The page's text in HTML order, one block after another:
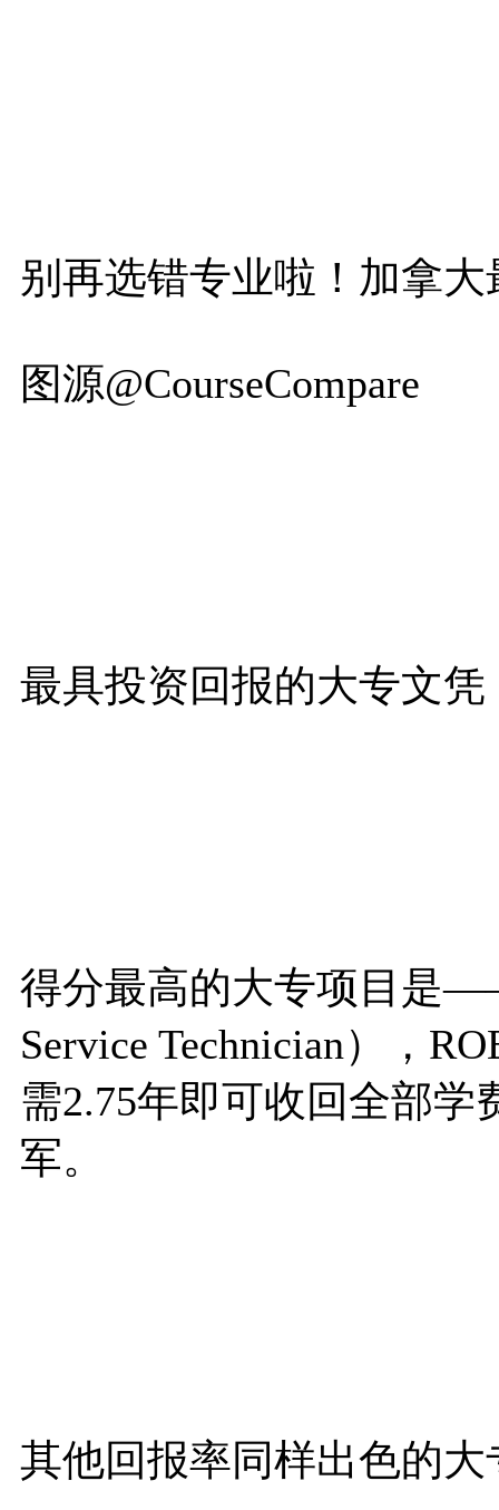
别再选错专业啦！加拿
图源@CourseCompare
最具投资回报的大专文
得分最高的大专项目是
Service Technician），
需2.75年即可收回全部
军。
其他回报率同样出色的